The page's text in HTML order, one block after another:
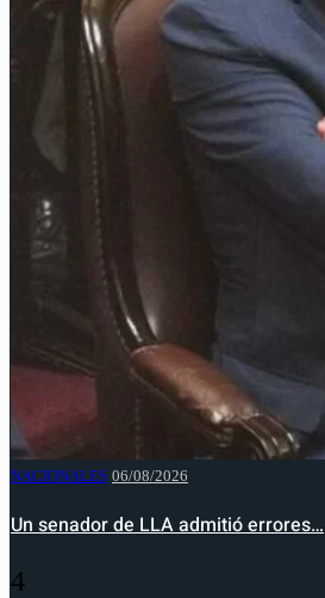
NACIONALES 06/08/2026
Un senador de LLA admitió errores…
4